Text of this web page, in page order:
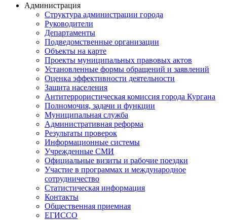
Администрация
Структура администрации города
Руководители
Департаменты
Подведомственные организации
Объекты на карте
Проекты муниципальных правовых актов
Установленные формы обращений и заявлений
Оценка эффективности деятельности
Защита населения
Антитеррористическая комиссия города Кургана
Полномочия, задачи и функции
Муниципальная служба
Административная реформа
Результаты проверок
Информационные системы
Учрежденные СМИ
Официальные визиты и рабочие поездки
Участие в программах и международное
сотрудничество
Статистическая информация
Контакты
Общественная приемная
ЕГИССО